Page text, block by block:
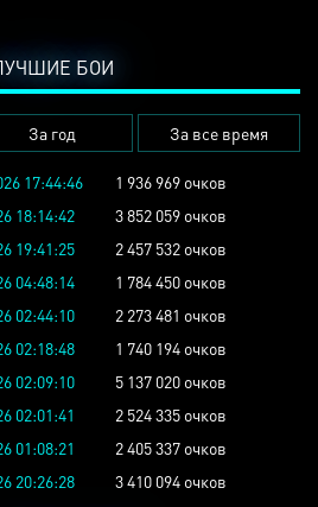
БОИ
За год За все время
17:44:46
1 936 969 очков
18:14:42
3 852 059 очков
19:41:25
2 457 532 очков
04:48:14
1 784 450 очков
02:44:10
2 273 481 очков
02:18:48
1 740 194 очков
02:09:10
5 137 020 очков
02:01:41
2 524 335 очков
01:08:21
2 405 337 очков
20:26:28 3 410 094 очков